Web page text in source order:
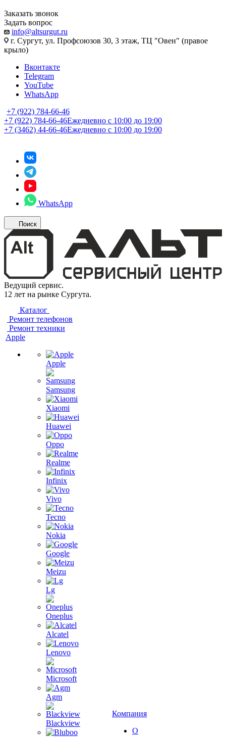
Заказать звонок
Задать вопрос
info@altsurgut.ru
г. Сургут, ул. Профсоюзов 30, 3 этаж, ТЦ "Овен" (правое
крыло)
Вконтакте
Telegram
YouTube
WhatsApp
+7 (922) 784-66-46
+7 (922) 784-66-46Ежедневно с 10:00 до 19:00
+7 (3462) 44-66-46Ежедневно с 10:00 до 19:00
WhatsApp
Поиск
Ведущий сервис.
12 лет на рынке Сургута.
Каталог
Ремонт телефонов
Ремонт техники
Apple
Apple
Samsung
Xiaomi
Huawei
Oppo
Realme
Infinix
Vivo
Tecno
Nokia
Google
Meizu
Lg
Oneplus
Alcatel
Lenovo
Microsoft
Agm
Blackview
Компания
О